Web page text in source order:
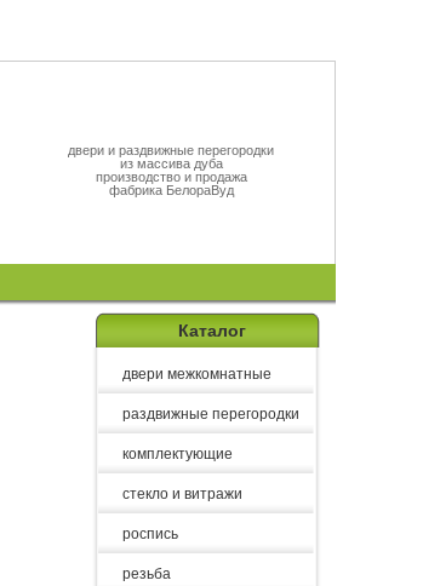
двери и раздвижные перегородки
из массива дуба
производство и продажа
фабрика БелораВуд
Каталог
двери межкомнатные
раздвижные перегородки
комплектующие
стекло и витражи
роспись
резьба